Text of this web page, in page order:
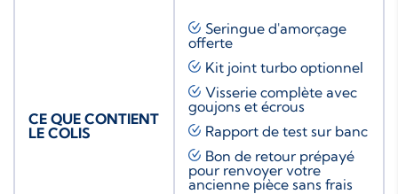
CE QUE CONTIENT
LE COLIS
Seringue d'amorçage
offerte
Kit joint turbo optionnel
Visserie complète avec
goujons et écrous
Rapport de test sur banc
Bon de retour prépayé
pour renvoyer votre
ancienne pièce sans frais